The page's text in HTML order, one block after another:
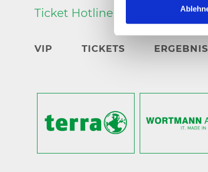
Ticket Hotline 05201 81 80
VIP TICKETS